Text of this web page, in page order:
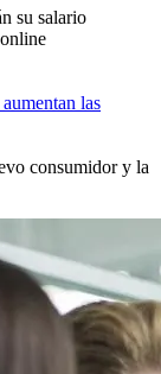
su salario
las
consumidor y la